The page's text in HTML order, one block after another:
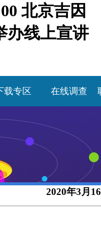
北京吉因
办线上宣讲
载专区 在线调查
2020年3月